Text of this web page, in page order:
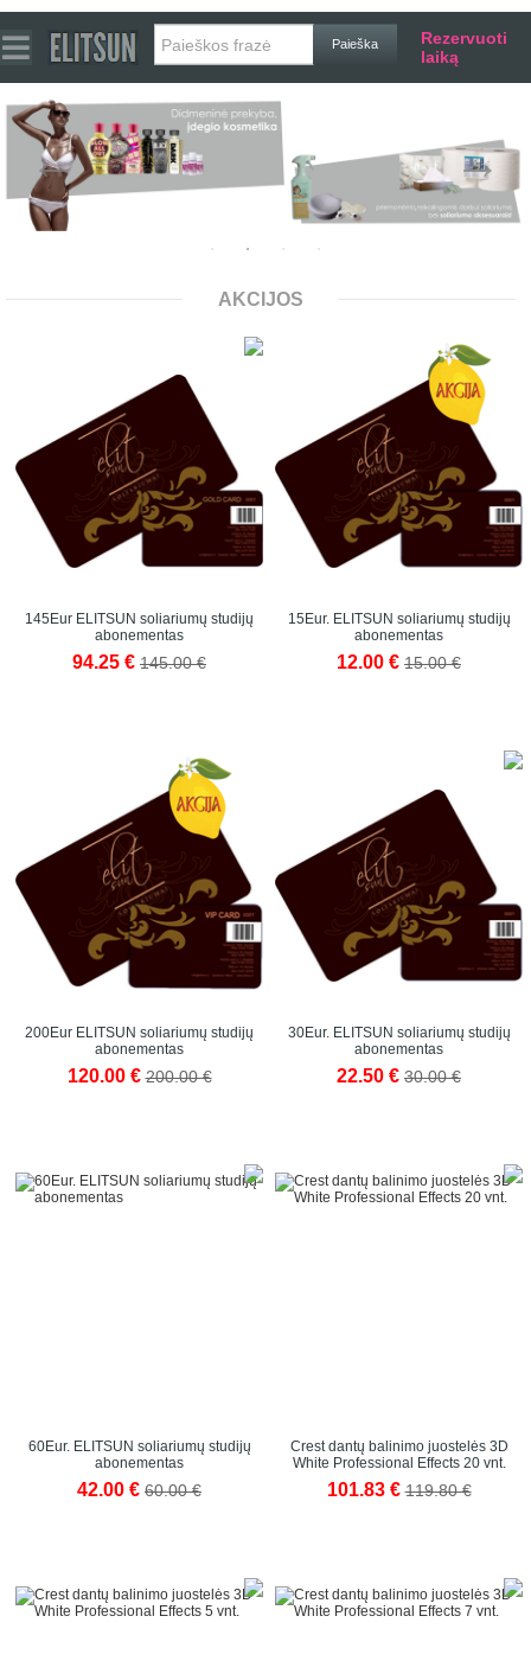
Rezervuoti
laiką
AKCIJOS
145Eur ELITSUN soliariumų studijų
abonementas
94.25 € 145.00 €
15Eur. ELITSUN soliariumų studijų
abonementas
12.00 € 15.00 €
200Eur ELITSUN soliariumų studijų
abonementas
120.00 €200.00 €
30Eur. ELITSUN soliariumų studijų
abonementas
22.50 € 30.00 €
60Eur. ELITSUN soliariumų studijų
abonementas
42.00 € 60.00 €
Crest dantų balinimo juostelės 3D
White Professional Effects 20 vnt.
101.83 €119.80 €